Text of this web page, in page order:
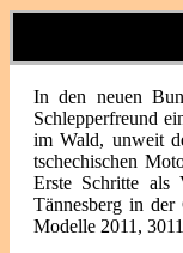
In den neuen
Schlepperfreund
im Wald, unweit
tschechischen
Erste Schritte als
Tännesberg in
Modelle 2011,